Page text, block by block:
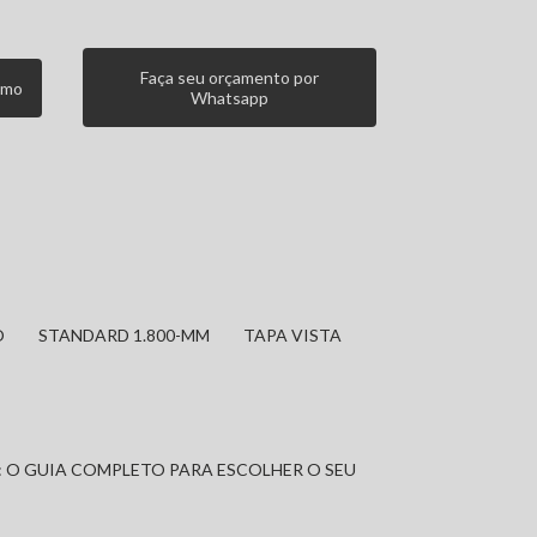
Faça seu orçamento por
Whatsapp
STANDARD 1.800-MM TAPA VISTA
GUIA COMPLETO PARA ESCOLHER O SEU